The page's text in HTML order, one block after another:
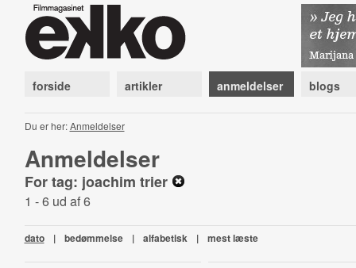
forside artikler anmeldelser blogs
Du er her:Anmeldelser
Anmeldelser
For tag: joachim trier
1 - 6 ud af 6
dato | bedømmelse | alfabetisk | mest læste